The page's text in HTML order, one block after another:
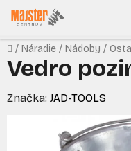
Prejsť
na
obsah
Domov
/ Náradie / Nádoby /
Vedro
Značka: JAD-TOOLS